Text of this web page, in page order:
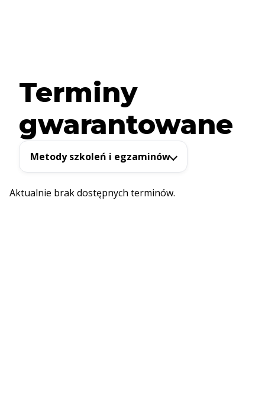
Terminy
gwarantowane
Metody szkoleń i egzaminów
Aktualnie brak dostępnych terminów.